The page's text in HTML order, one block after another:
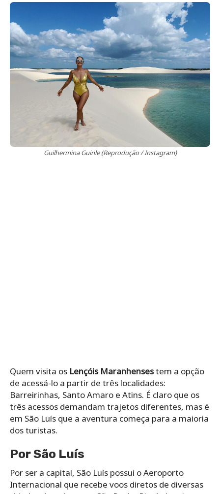
Guilhermina Guinle (Reprodução / Instagram)
Quem visita os Lençóis Maranhensestem a opção
de acessá-lo a partir de três localidades:
Barreirinhas, Santo Amaro e Atins. É claro que os
três acessos demandam trajetos diferentes, mas é
em São Luís que a aventura começa para a maioria
dos turistas.
Por São Luís
Por ser a capital, São Luís possui o Aeroporto
Internacional que recebe voos diretos de diversas